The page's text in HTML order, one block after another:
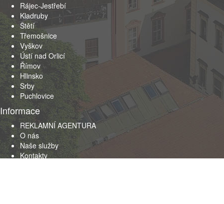
Rájec-Jestřebí
Kladruby
Štětí
Třemošnice
Vyškov
Ústí nad Orlicí
Římov
Hlinsko
Srby
Puchlovice
Informace
REKLAMNÍ AGENTURA
O nás
Naše služby
Kontakty